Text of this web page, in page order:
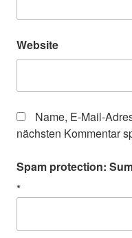
Website
Name, E-Mail-
nächsten Kommentar
Spam protection:
*